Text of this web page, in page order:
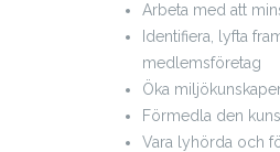
Arbeta med att
Identifiera, lyfta
medlemsföretag
Öka
Förmedla den
Vara lyhörda och